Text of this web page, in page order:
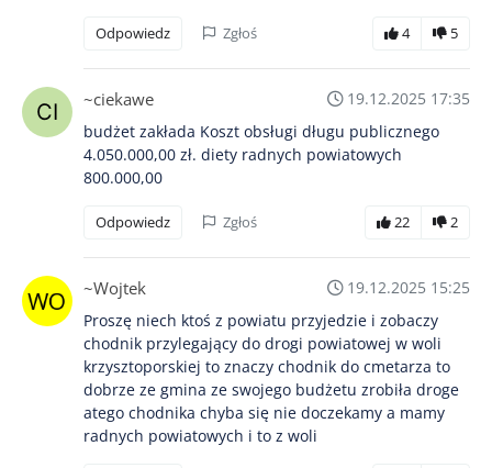
Odpowiedz Zgłoś 4 5
~ciekawe
19.12.2025 17:35
budżet zakłada Koszt obsługi długu publicznego
4.050.000,00 zł. diety radnych powiatowych
800.000,00
Odpowiedz Zgłoś 22 2
~Wojtek
19.12.2025 15:25
Proszę niech ktoś z powiatu przyjedzie i zobaczy
chodnik przylegający do drogi powiatowej w woli
krzysztoporskiej to znaczy chodnik do cmetarza to
dobrze ze gmina ze swojego budżetu zrobiła droge
atego chodnika chyba się nie doczekamy a mamy
radnych powiatowych i to z woli